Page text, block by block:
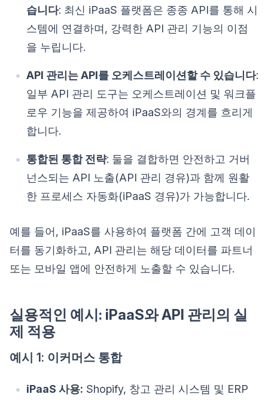
습니다: 최신 iPaaS 플랫폼은 종종 API를 통해 시
스템에 연결하며, 강력한 API 관리 기능의 이점
을 누립니다.
API 관리는 API를 오케스트레이션할 수 있습니다:
일부 API 관리 도구는 오케스트레이션 및 워크플
로우 기능을 제공하여 iPaaS와의 경계를 흐리게
합니다.
통합된 통합 전략: 둘을 결합하면 안전하고 거버
넌스되는 API 노출(API 관리 경유)과 함께 원활
한 프로세스 자동화(iPaaS 경유)가 가능합니다.
예를 들어, iPaaS를 사용하여 플랫폼 간에 고객 데이
터를 동기화하고, API 관리는 해당 데이터를 파트너
또는 모바일 앱에 안전하게 노출할 수 있습니다.
실용적인 예시: iPaaS와 API 관리의 실
제 적용
예시 1: 이커머스 통합
iPaaS 사용: Shopify, 창고 관리 시스템 및 ERP